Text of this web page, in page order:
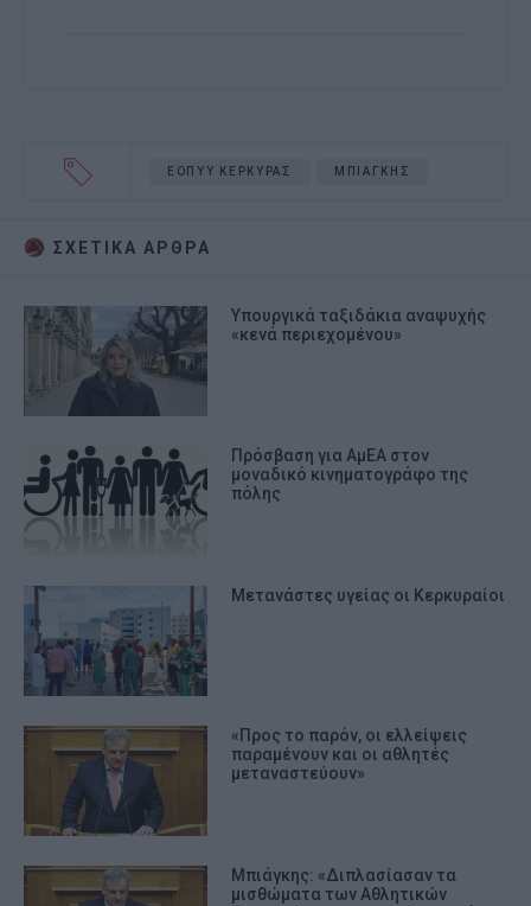
ΕΟΠΥΥ ΚΕΡΚΥΡΑΣ ΜΠΙΑΓΚΗΣ
ΣΧΕΤΙΚA AΡΘΡΑ
Υπουργικά ταξιδάκια αναψυχής
«κενά περιεχομένου»
Πρόσβαση για ΑμΕΑ στον
μοναδικό κινηματογράφο της
πόλης
Μετανάστες υγείας οι Κερκυραίοι
«Προς το παρόν, οι ελλείψεις
παραμένουν και οι αθλητές
μεταναστεύουν»
Μπιάγκης: «Διπλασίασαν τα
μισθώματα των Αθλητικών